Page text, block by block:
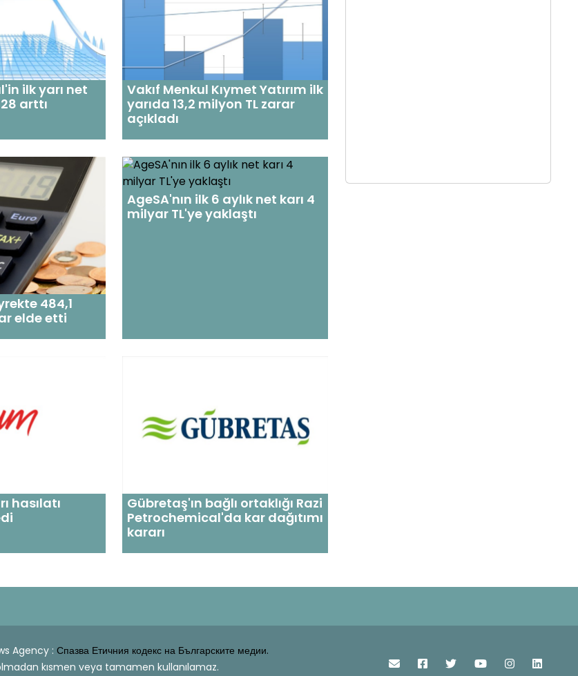
ilk yarı net
arttı
Vakıf Menkul Kıymet Yatırım ilk
yarıda 13,2 milyon TL zarar
açıkladı
484,1
elde etti
AgeSA'nın ilk 6 aylık net karı 4
milyar TL'ye yaklaştı
hasılatı
Gübretaş'ın bağlı ortaklığı Razi
Petrochemical'da kar dağıtımı
kararı
Agency : Спазва Етичния кодекс на Българските медии.
kısmen veya tamamen kullanılamaz.